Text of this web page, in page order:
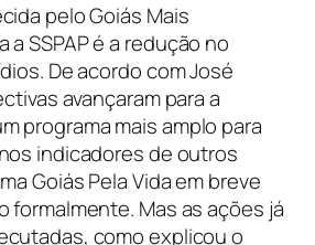
pelo Goiás Mais
SSPAP é a redução no
De acordo com José
avançaram para a
programa mais amplo para
indicadores de outros
Goiás Pela Vida em breve
formalmente. Mas as ações já
como explicou o